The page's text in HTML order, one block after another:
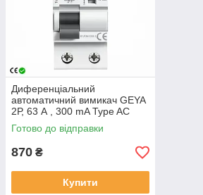
Диференціальний
автоматичний вимикач GEYA
2Р, 63 А , 300 mA Type AC
Готово до відправки
870 ₴
Купити